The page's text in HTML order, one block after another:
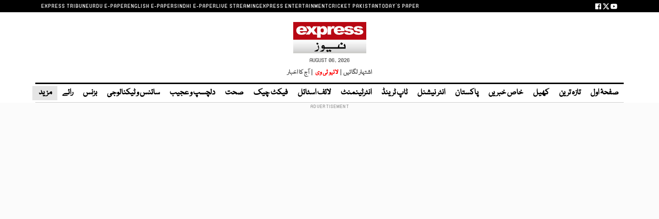
EXPRESS TRIBUNEURDU E-PAPERENGLISH E-PAPERSINDHI E-PAPERLIVE STREAMINGEXPRESS ENTERTAINMENTCRICKET PAKISTANTODAY'S PAPER
AUGUST 06, 2026
اشتہار لگائیں | لائیو ٹی وی | آج کا اخبار
صفحۂ اول تازہ ترین کھیل خاص خبریں پاکستان انٹر نیشنل ٹاپ ٹرینڈ انٹرٹینمنٹ لائف اسٹائل فیکٹ چیک صحت دلچسپ و عجیب سائنس و ٹیکنالوجی بزنس رائے مزید